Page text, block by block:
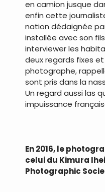
en camion jusque
enfin cette
nation dédaignée
installée avec son
interviewer les
deux regards fixes
photographe,
sont pris dans la
Un regard aussi las
impuissance
En 2016, le
celui du Kimura
Photographic